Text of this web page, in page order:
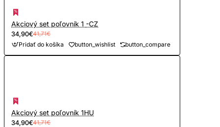
Akciový set poľovník 1 -CZ
34,90€41,71€
Pridať do košíka button_wishlist button_compare
Akciový set poľovník 1HU
34,90€41,71€